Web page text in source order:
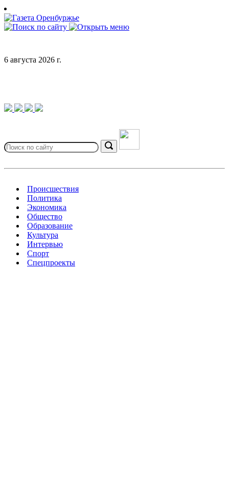
Skip
to
content
6 августа 2026 г.
for:
Search
Происшествия
Политика
Экономика
Общество
Образование
Культура
Интервью
Спорт
Спецпроекты